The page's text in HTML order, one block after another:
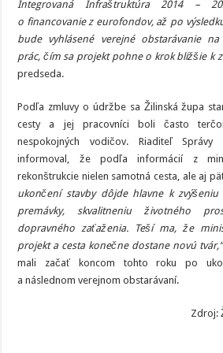
Integrovaná Infraštruktúra 2014 –
o financovanie z eurofondov, až po
bude vyhlásené verejné obstarávanie
prác, čím sa projekt pohne o krok bližšie k
predseda.
Podľa zmluvy o údržbe sa Žilinská župa
cesty a jej pracovníci boli často
nespokojných vodičov. Riaditeľ
informoval, že podľa informácií z
rekonštrukcie nielen samotná cesta, ale aj
ukončení stavby dôjde hlavne k zvýšeniu
premávky, skvalitneniu životného
dopravného zaťaženia. Teší ma, že
projekt a cesta konečne dostane novú tvár,“
mali začať koncom tohto roku po
a následnom verejnom obstarávaní.
Zdroj: